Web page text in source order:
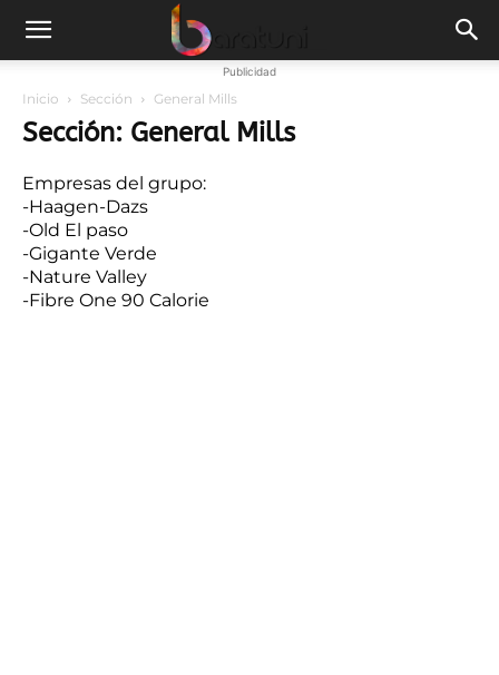
Publicidad
Inicio Sección General Mills
Sección: General Mills
Empresas del grupo:
-Haagen-Dazs
-Old El paso
-Gigante Verde
-Nature Valley
-Fibre One 90 Calorie